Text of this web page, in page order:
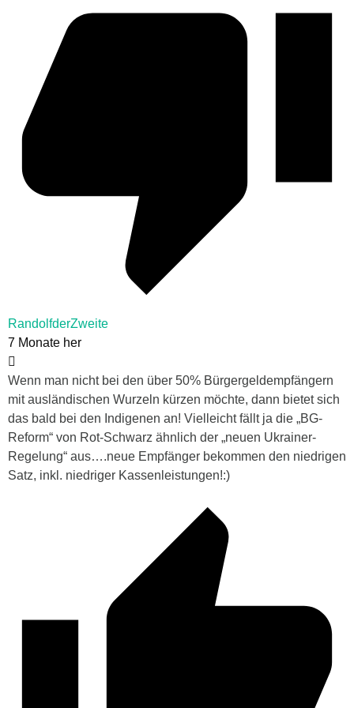
RandolfderZweite
7 Monate her
Wenn man nicht bei den über 50% Bürgergeldempfängern
mit ausländischen Wurzeln kürzen möchte, dann bietet sich
das bald bei den Indigenen an! Vielleicht fällt ja die „BG-
Reform“ von Rot-Schwarz ähnlich der „neuen Ukrainer-
Regelung“ aus….neue Empfänger bekommen den niedrigen
Satz, inkl. niedriger Kassenleistungen!:)